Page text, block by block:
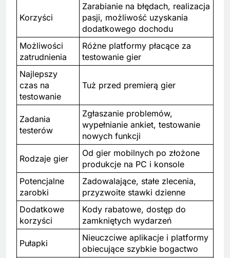
Korzyści
Zarabianie na błędach, realizacja
pasji, możliwość uzyskania
dodatkowego dochodu
Możliwości
zatrudnienia
Różne platformy płacące za
testowanie gier
Najlepszy
czas na
testowanie
Tuż przed premierą gier
Zadania
testerów
Zgłaszanie problemów,
wypełnianie ankiet, testowanie
nowych funkcji
Rodzaje gier
Od gier mobilnych po złożone
produkcje na PC i konsole
Potencjalne
zarobki
Zadowalające, stałe zlecenia,
przyzwoite stawki dzienne
Dodatkowe
korzyści
Kody rabatowe, dostęp do
zamkniętych wydarzeń
Pułapki
Nieuczciwe aplikacje i platformy
obiecujące szybkie bogactwo